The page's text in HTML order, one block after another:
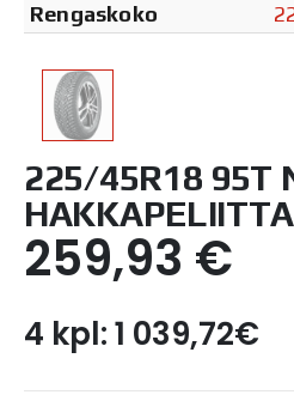
Rengaskoko
225/45R18 95T
259,93 €
4 kpl: 1 039,72€